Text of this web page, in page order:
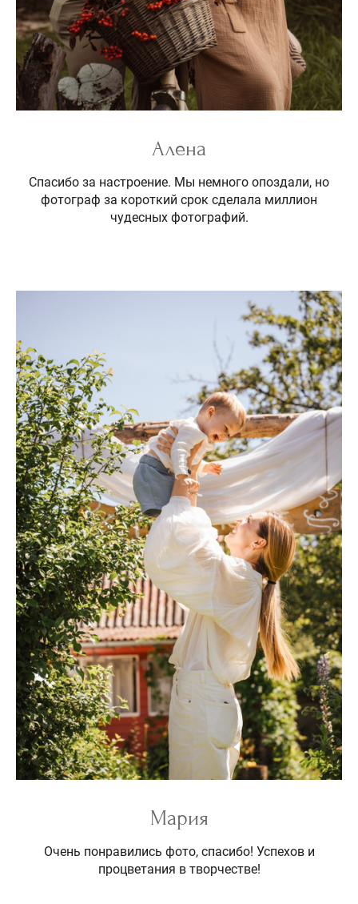
Алена
Спасибо за настроение. Мы немного опоздали, но
фотограф за короткий срок сделала миллион
чудесных фотографий.
Мария
Очень понравились фото, спасибо! Успехов и
процветания в творчестве!